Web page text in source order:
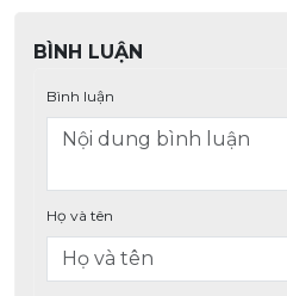
BÌNH LUẬN
Bình luận
Họ và tên